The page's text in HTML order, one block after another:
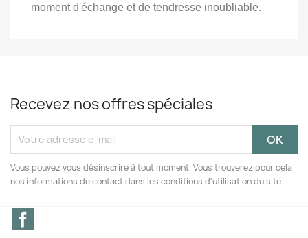
moment d'échange et de tendresse inoubliable.
Recevez nos offres spéciales
Vous pouvez vous désinscrire à tout moment. Vous trouverez pour cela
nos informations de contact dans les conditions d'utilisation du site.